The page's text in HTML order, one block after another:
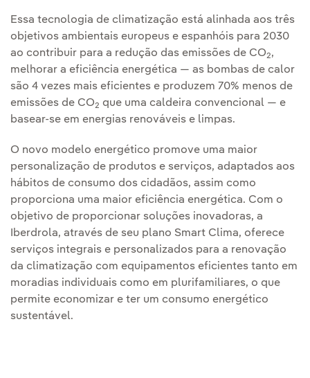
Essa tecnologia de climatização está alinhada aos três
objetivos ambientais europeus e espanhóis para 2030
ao contribuir para a redução das emissões de CO2,
melhorar a eficiência energética — as bombas de calor
são 4 vezes mais eficientes e produzem 70% menos de
emissões de CO2 que uma caldeira convencional — e
basear-se em energias renováveis e limpas.
O novo modelo energético promove uma maior
personalização de produtos e serviços, adaptados aos
hábitos de consumo dos cidadãos, assim como
proporciona uma maior eficiência energética. Com o
objetivo de proporcionar soluções inovadoras, a
Iberdrola, através de seu plano Smart Clima, oferece
serviços integrais e personalizados para a renovação
da climatização com equipamentos eficientes tanto em
moradias individuais como em plurifamiliares, o que
permite economizar e ter um consumo energético
sustentável.